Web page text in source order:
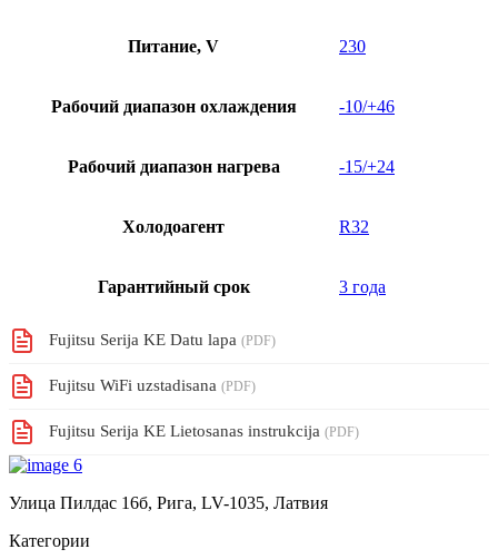
Питание, V 230
Рабочий диапазон охлаждения -10/+46
Рабочий диапазон нагрева -15/+24
Холодоагент R32
Гарантийный срок 3 года
Fujitsu Serija KE Datu lapa (PDF)
Fujitsu WiFi uzstadisana (PDF)
Fujitsu Serija KE Lietosanas instrukcija (PDF)
Улица Пилдас 16б, Рига, LV-1035, Латвия
Категории